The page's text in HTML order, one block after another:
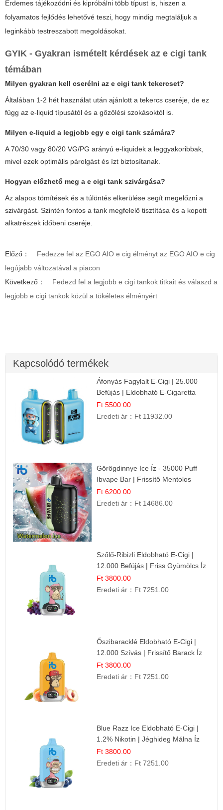
Érdemes tájékozódni és kipróbálni több típust is, hiszen a
folyamatos fejlődés lehetővé teszi, hogy mindig megtaláljuk a
leginkább testreszabott megoldásokat.
GYIK - Gyakran ismételt kérdések az e cigi tank
témában
Milyen gyakran kell cserélni az e cigi tank tekercset?
Általában 1-2 hét használat után ajánlott a tekercs cseréje, de ez
függ az e-liquid típusától és a gőzölési szokásoktól is.
Milyen e-liquid a legjobb egy e cigi tank számára?
A 70/30 vagy 80/20 VG/PG arányú e-liquidek a leggyakoribbak,
mivel ezek optimális párolgást és ízt biztosítanak.
Hogyan előzhető meg a e cigi tank szivárgása?
Az alapos tömítések és a túlöntés elkerülése segít megelőzni a
szivárgást. Szintén fontos a tank megfelelő tisztítása és a kopott
alkatrészek időbeni cseréje.
Előző：
Fedezze fel az EGO AIO e cig élményt az EGO AIO e cig
legújabb változatával a piacon
Következő：
Fedezd fel a legjobb e cigi tankok titkait és válaszd a
legjobb e cigi tankok közül a tökéletes élményért
Kapcsolódó termékek
Áfonyás Fagylalt E-Cigi | 25.000
Befújás | Eldobható E-Cigaretta
Ft 5500.00
Eredeti ár： Ft 11932.00
Görögdinnye Ice Íz - 35000 Puff
Ibvape Bar | Frissítő Mentolos
Élmény!
Ft 6200.00
Eredeti ár： Ft 14686.00
Szőlő-Ribizli Eldobható E-Cigi |
12.000 Befújás | Friss Gyümölcs Íz
Ft 3800.00
Eredeti ár： Ft 7251.00
Őszibaracklé Eldobható E-Cigi |
12.000 Szívás | Frissítő Barack Íz
Ft 3800.00
Eredeti ár： Ft 7251.00
Blue Razz Ice Eldobható E-Cigi |
1.2% Nikotin | Jéghideg Málna Íz
Ft 3800.00
Eredeti ár： Ft 7251.00